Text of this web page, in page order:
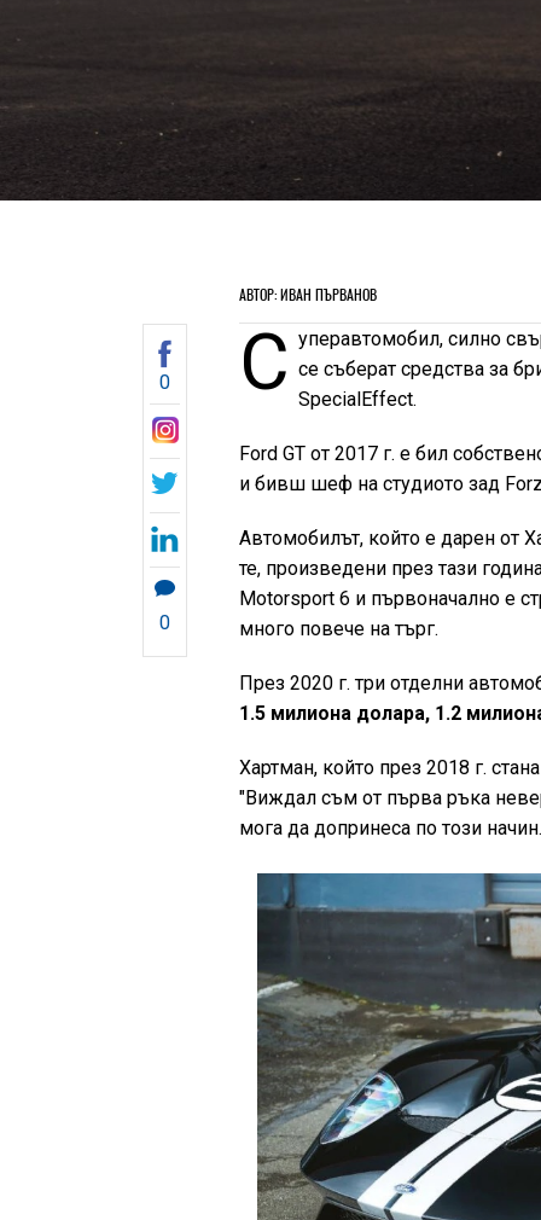
АВТОР: ИВАН ПЪРВАНОВ
0
0
С уперавтомобил, силно
се съберат средства за
SpecialEffect.
Ford GT от 2017 г. е бил
и бивш шеф на студиото зад
Автомобилът, който е дарен от
те, произведени през тази
Motorsport 6 и първоначално е
много повече на търг.
През 2020 г. три отделни
1.5 милиона долара, 1.2
Хартман, който през 2018 г.
"Виждал съм от първа ръка
мога да допринеса по този начин.